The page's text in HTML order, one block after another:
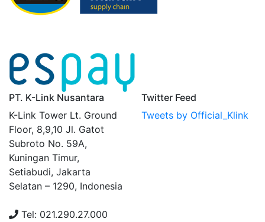
PT. K-Link Nusantara
K-Link Tower Lt. Ground
Floor, 8,9,10 Jl. Gatot
Subroto No. 59A,
Kuningan Timur,
Setiabudi, Jakarta
Selatan – 1290, Indonesia
Tel: 021.290.27.000
Twitter Feed
Tweets by Official_Klink